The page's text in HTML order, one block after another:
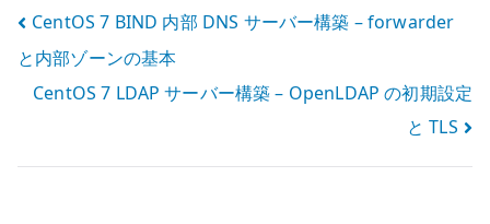
投
稿
ナ
ビ
CentOS 7 BIND 内部 DNS サーバー構築 – forwarder
と内部ゾーンの基本
CentOS 7 LDAP サーバー構築 – OpenLDAP の初期設定
と TLS